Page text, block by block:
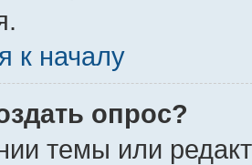
к началу
опрос?
темы или